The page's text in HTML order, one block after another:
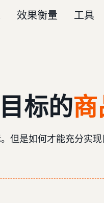
效果衡量 工具
标的
但是如何才能充分实